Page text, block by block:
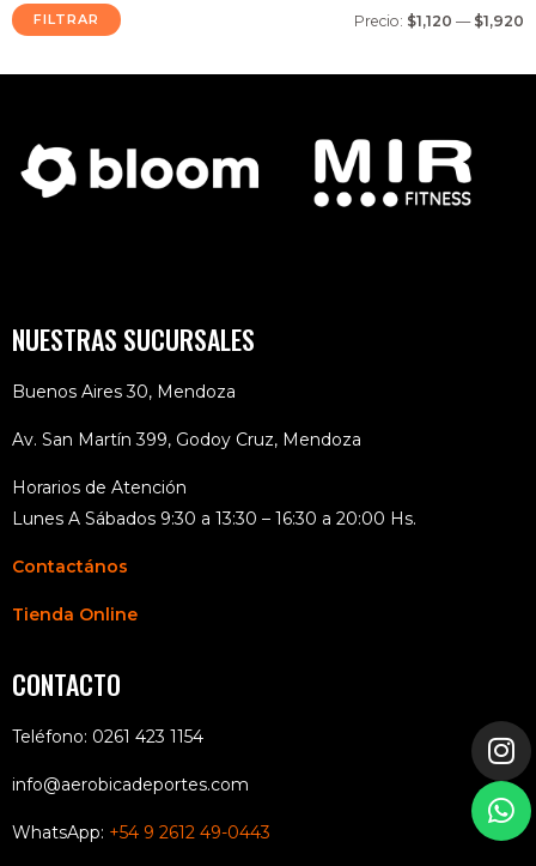
FILTRAR Precio: $1,120 — $1,920
NUESTRAS SUCURSALES
Buenos Aires 30, Mendoza
Av. San Martín 399, Godoy Cruz, Mendoza
Horarios de Atención
Lunes A Sábados 9:30 a 13:30 – 16:30 a 20:00 Hs.
Contactános
Tienda Online
CONTACTO
Teléfono: 0261 423 1154
info@aerobicadeportes.com
WhatsApp: +54 9 2612 49-0443